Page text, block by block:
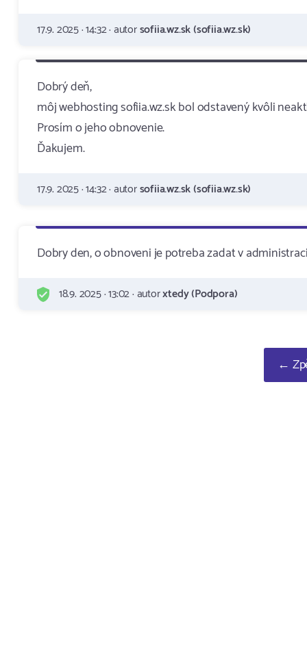
17.9. 2025 · 14:32 · autorsofiia.wz.sk (sofiia.wz.sk)
Dobrý deň,
môj webhosting sofiia.wz.sk bol odstavený kvôli
Prosím o jeho obnovenie.
Ďakujem.
17.9. 2025 · 14:32 · autorsofiia.wz.sk (sofiia.wz.sk)
Dobry den, o obnoveni je potreba zadat v
18.9. 2025 · 13:02 · autorxtedy (Podpora)
←